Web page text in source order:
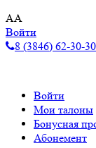
AA
Войти
8 (3846) 62-30-30
Войти
Мои талоны
Бонусная
Абонемент